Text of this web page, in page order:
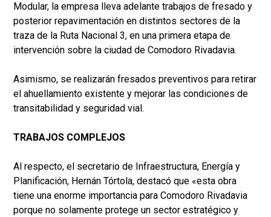
Modular, la empresa lleva adelante trabajos de fresado y
posterior repavimentación en distintos sectores de la
traza de la Ruta Nacional 3, en una primera etapa de
intervención sobre la ciudad de Comodoro Rivadavia.
Asimismo, se realizarán fresados preventivos para retirar
el ahuellamiento existente y mejorar las condiciones de
transitabilidad y seguridad vial.
TRABAJOS COMPLEJOS
Al respecto, el secretario de Infraestructura, Energía y
Planificación, Hernán Tórtola, destacó que «esta obra
tiene una enorme importancia para Comodoro Rivadavia
porque no solamente protege un sector estratégico y